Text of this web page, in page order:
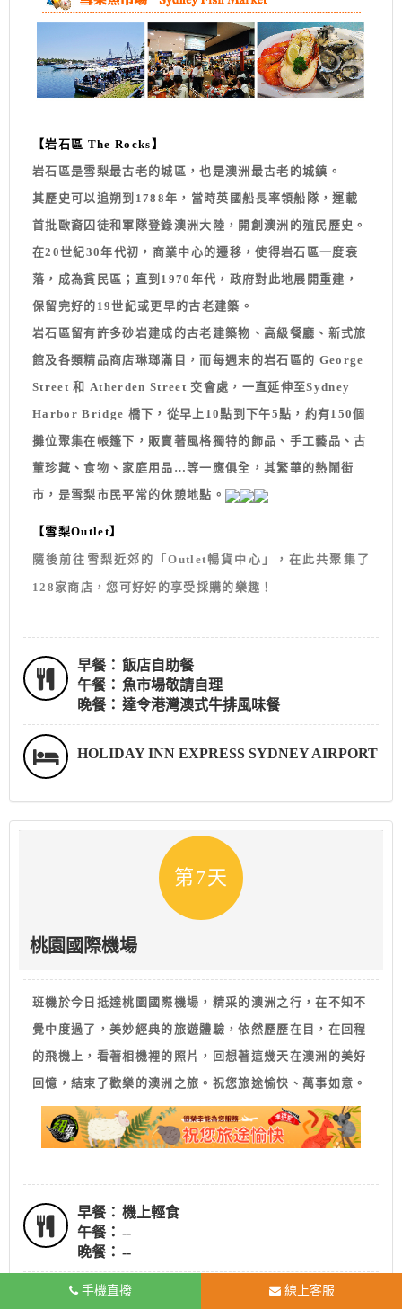
【岩石區 The Rocks】
岩石區是雪梨最古老的城區，也是澳洲最古老的城鎮。
其歷史可以追朔到1788年，當時英國船長率領船隊，運載
首批歐裔囚徒和軍隊登錄澳洲大陸，開創澳洲的殖民歷史。
在20世紀30年代初，商業中心的遷移，使得岩石區一度衰
落，成為貧民區；直到1970年代，政府對此地展開重建，
保留完好的19世紀或更早的古老建築。
岩石區留有許多砂岩建成的古老建築物、高級餐廳、新式旅
館及各類精品商店琳瑯滿目，而每週末的岩石區的 George
Street 和 Atherden Street 交會處，一直延伸至Sydney
Harbor Bridge 橋下，從早上10點到下午5點，約有150個
攤位聚集在帳篷下，販賣著風格獨特的飾品、手工藝品、古
董珍藏、食物、家庭用品…等一應俱全，其繁華的熱鬧街
市，是雪梨市民平常的休憩地點。
【雪梨Outlet】
隨後前往雪梨近郊的「Outlet暢貨中心」，在此共聚集了
128家商店，您可好好的享受採購的樂趣！
早餐： 飯店自助餐
午餐： 魚市場敬請自理
晚餐： 達令港灣澳式牛排風味餐
HOLIDAY INN EXPRESS SYDNEY AIRPORT
第7天
桃園國際機場
班機於今日抵達桃園國際機場，精采的澳洲之行，在不知不
覺中度過了，美妙經典的旅遊體驗，依然歷歷在目，在回程
的飛機上，看著相機裡的照片，回想著這幾天在澳洲的美好
回憶，結束了歡樂的澳洲之旅。祝您旅途愉快、萬事如意。
早餐： 機上輕食
午餐： --
晚餐： --
溫暖的家
手機直撥 線上客服